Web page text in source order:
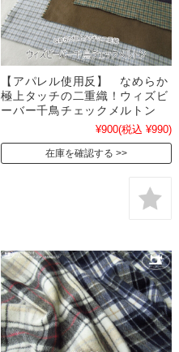
【アパレル使用反】 なめらか
極上タッチの二重織！ウィズビ
ーバー千鳥チェックメルトン
¥900(税込 ¥990)
在庫を確認する